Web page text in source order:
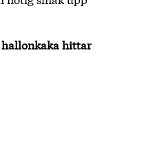
hallonkaka hittar